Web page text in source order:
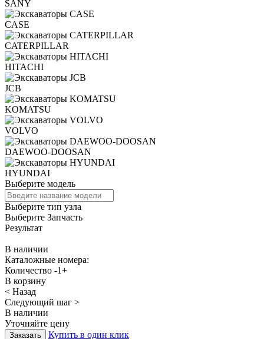
SANY
CASE
CATERPILLAR
HITACHI
JCB
KOMATSU
VOLVO
DAEWOO-DOOSAN
HYUNDAI
Выберите модель
Выберите тип узла
Выберите Запчасть
Результат
В наличии
Каталожные номера:
Количество -1+
В корзину
< Назад
Следующий шаг >
В наличии
Уточняйте цену
Купить в один клик